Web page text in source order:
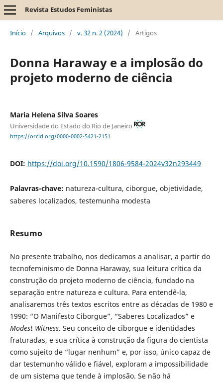
Revista Estudos Feministas
Início / Arquivos / v. 32 n. 2 (2024) / Artigos
Donna Haraway e a implosão do
projeto moderno de ciência
Maria Helena Silva Soares
Universidade do Estado do Rio de Janeiro
https://orcid.org/0000-0002-5421-2151
DOI: https://doi.org/10.1590/1806-9584-2024v32n293449
Palavras-chave: natureza-cultura, ciborgue, objetividade,
saberes localizados, testemunha modesta
Resumo
No presente trabalho, nos dedicamos a analisar, a partir do
tecnofeminismo de Donna Haraway, sua leitura crítica da
construção do projeto moderno de ciência, fundado na
separação entre natureza e cultura. Para entendê-la,
analisaremos três textos escritos entre as décadas de 1980 e
1990: “O Manifesto Ciborgue”, “Saberes Localizados” e
Modest Witness. Seu conceito de ciborgue e identidades
fraturadas, e sua crítica à construção da figura do cientista
como sujeito de “lugar nenhum” e, por isso, único capaz de
dar testemunho válido e fiável, exploram a impossibilidade
de um sistema que tende à implosão. Se não há